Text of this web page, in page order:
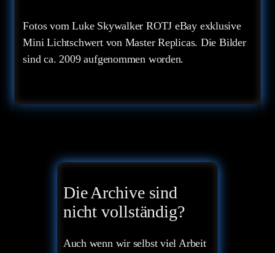
Fotos vom Luke Skywalker ROTJ eBay exklusive
Mini Lichtschwert von Master Replicas. Die Bilder
sind ca. 2009 aufgenommen worden.
Die Archive sind
nicht vollständig?
Auch wenn wir selbst viel Arbeit